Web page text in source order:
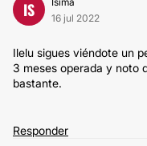
IS
16 jul 2022
Ilelu sigues viéndote un
3 meses operada y noto
bastante.
Responder